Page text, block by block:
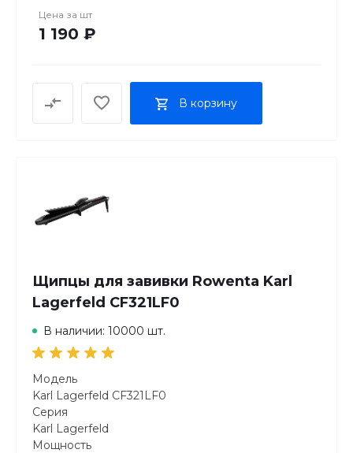
Вращение шнура вокруг оси
Петля для подвешивания
Цена за шт
1 190 ₽
В корзину
Щипцы для завивки Rowenta Karl
Lagerfeld CF321LF0
В наличии: 10000 шт.
Модель
Karl Lagerfeld CF321LF0
Серия
Karl Lagerfeld
Мощность